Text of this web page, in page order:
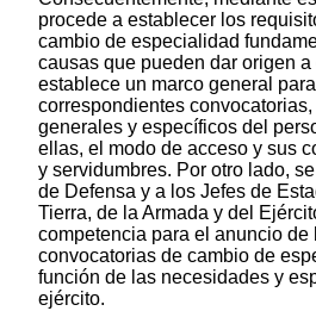
procede a establecer los
cambio de especialidad
causas que pueden dar origen
establece un marco general
correspondientes
generales y específicos del
ellas, el modo de acceso y sus
y servidumbres. Por otro lado,
de Defensa y a los Jefes de
Tierra, de la Armada y del
competencia para el anuncio de
convocatorias de cambio de
función de las necesidades y
ejército.